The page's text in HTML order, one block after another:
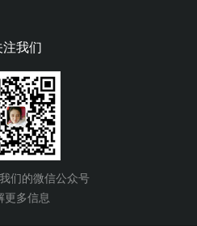
注我们
们的微信公众号
更多信息